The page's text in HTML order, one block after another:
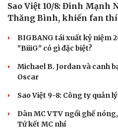
Sao Việt 10/8: Đinh Mạnh
Thăng Bình, khiến fan
BIGBANG tái xuất kỷ niệm
"BiiiG" có gì đặc biệt?
Michael B. Jordan và canh
Oscar
Sao Việt 9-8: Công ty quản
Dàn MC VTV ngồi ghế
Tứ kết MC nhí